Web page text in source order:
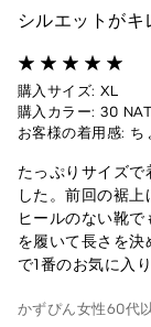
シルエットがキ
購入サイズ: XL
購入カラー: 30
お客様の着用感: ち
たっぷりサイズで
した。前回の裾上
ヒールのない靴
を履いて長さを
で1番のお気に入り
かずぴん女性60代